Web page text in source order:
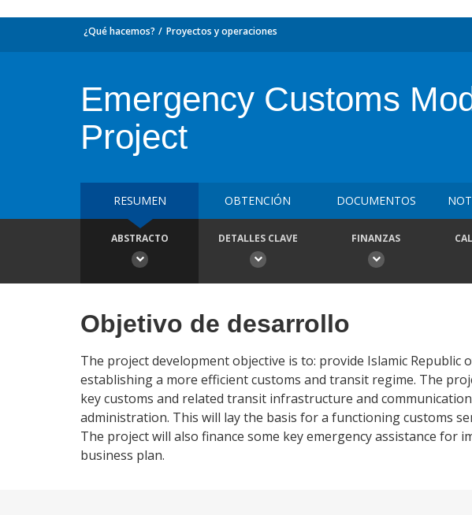
¿Qué hacemos? Proyectos y operaciones
Emergency Customs
Project
RESUMEN OBTENCIÓN DOCUMENTOS
ABSTRACTO DETALLES CLAVE FINANZAS
Objetivo de desarrollo
The project development objective is to: provide Islamic Republic
establishing a more efficient customs and transit regime. The
key customs and related transit infrastructure and
administration. This will lay the basis for a functioning customs
The project will also finance some key emergency assistance
business plan.